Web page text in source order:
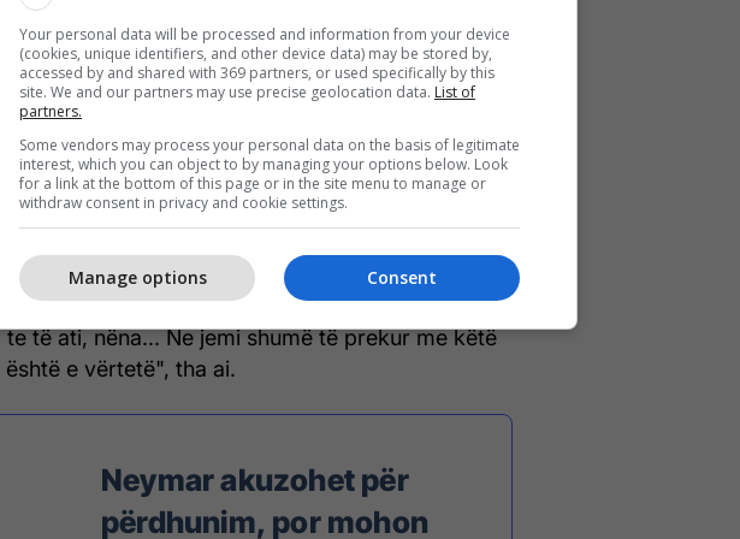
jetë i vendosur vertikalisht dhe duke e parë se po
Neymarit që të largohet. Ai nuk ka pranuar të
shpejt. Unë preferojë një krim në internet se
shtoi ai duke shpjeguar se djali i tij u përpoq
nuk ndikon vetëm në djalin tim, por ajo
të ati, nëna... Ne jemi shumë të prekur me këtë
e vërtetë", tha ai.
Neymar akuzohet për
përdhunim, por mohon
Your personal data will be processed and information from your device
(cookies, unique identifiers, and other device data) may be stored by,
accessed by and shared with 369 partners, or used specifically by this
site. We and our partners may use precise geolocation data. List of
partners.
Some vendors may process your personal data on the basis of legitimate
interest, which you can object to by managing your options below. Look
for a link at the bottom of this page or in the site menu to manage or
withdraw consent in privacy and cookie settings.
Consent
Manage options